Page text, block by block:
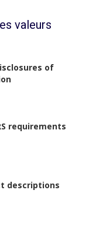
valeurs
of
requirements
descriptions